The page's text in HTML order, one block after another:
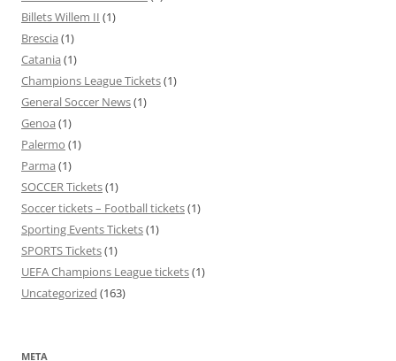
Billets Willem II (1)
Brescia (1)
Catania (1)
Champions League Tickets(1)
General Soccer News(1)
Genoa (1)
Palermo (1)
Parma (1)
SOCCER Tickets(1)
Soccer tickets – Football tickets(1)
Sporting Events Tickets(1)
SPORTS Tickets(1)
UEFA Champions League tickets(1)
Uncategorized (163)
META